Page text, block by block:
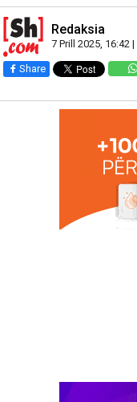
Redaksia
7 Prill 2025, 16:42 |
Share